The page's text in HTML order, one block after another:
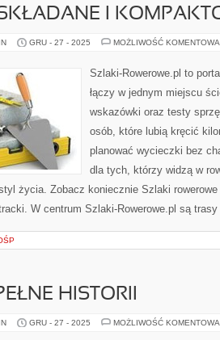
I
GRU - 27 - 2025 MOŻLIWOŚĆ
Szlaki-Rowerowe.pl to
łączy w jednym miejscu
wskazówki oraz testy
osób, które lubią kręcić
planować wycieczki bez
dla tych, którzy widzą w
życia. Zobacz koniecznie Szlaki
W centrum Szlaki-Rowerowe.pl są
HISTORII
GRU - 27 - 2025 MOŻLIWOŚĆ